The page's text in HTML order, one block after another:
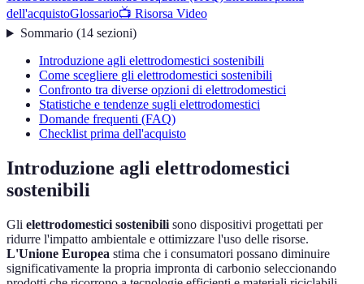
dell'acquistoGlossario📺 Risorsa Video
Sommario(14 sezioni)
Introduzione agli elettrodomestici sostenibili
Come scegliere gli elettrodomestici sostenibili
Confronto tra diverse opzioni di elettrodomestici
Statistiche e tendenze sugli elettrodomestici
Domande frequenti (FAQ)
Checklist prima dell'acquisto
Introduzione agli elettrodomestici
sostenibili
Gli elettrodomestici sostenibili sono dispositivi progettati per
ridurre l'impatto ambientale e ottimizzare l'uso delle risorse.
L'Unione Europea stima che i consumatori possano diminuire
significativamente la propria impronta di carbonio seleccionando